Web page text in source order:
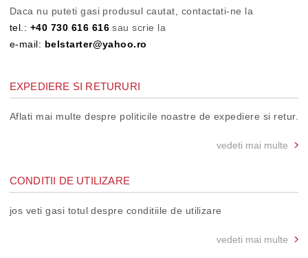
Daca nu puteti gasi produsul cautat, contactati-ne la
tel.: +40 730 616 616 sau scrie la
e-mail: belstarter@yahoo.ro
EXPEDIERE SI RETURURI
Aflati mai multe despre politicile noastre de expediere si retur.
vedeti mai multe
CONDITII DE UTILIZARE
jos veti gasi totul despre conditiile de utilizare
vedeti mai multe